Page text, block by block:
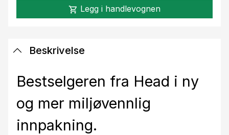
shopping_cart Legg i handlevognen
Beskrivelse
Bestselgeren fra Head i ny
og mer miljøvennlig
innpakning.